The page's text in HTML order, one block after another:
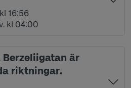
kl 16:56
16:56
kl 04:00
kl 04:00
Berzeliigatan är
riktningar.